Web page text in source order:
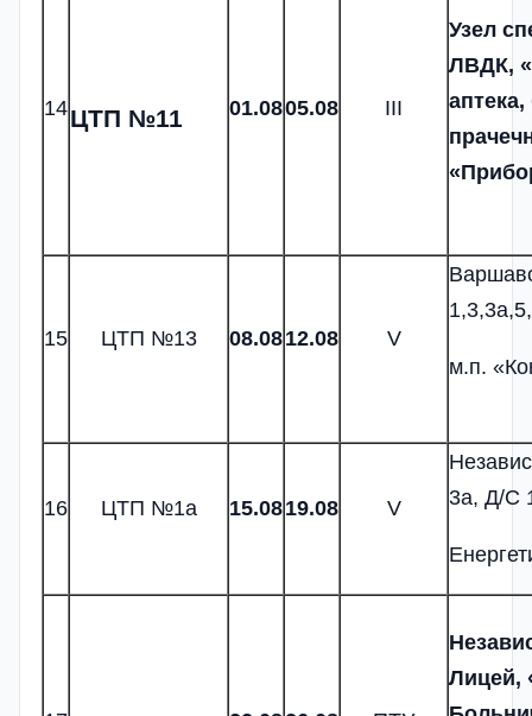
14ЦТП №11 01.0805.08 III
Узел
ЛВДК,
15 ЦТП №13 08.0812.08 V
м.п.
16 ЦТП №1а 15.0819.08 V
3а, Д/С
Лицей,